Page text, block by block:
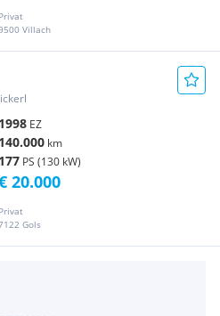
Privat
Villach
1998 EZ
140.000 km
177 PS (130 kW)
Privat
Gols
20.000